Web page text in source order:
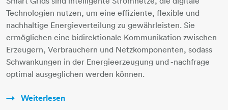
Technologien nutzen, um eine effiziente, flexible und
nachhaltige Energieverteilung zu gewährleisten. Sie
ermöglichen eine bidirektionale Kommunikation zwischen
Erzeugern, Verbrauchern und Netzkomponenten, sodass
Schwankungen in der Energieerzeugung und -nachfrage
optimal ausgeglichen werden können.
Weiterlesen